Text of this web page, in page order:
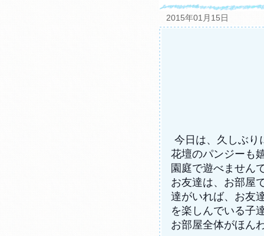
2015年01月15日
今日は、久しぶり
花壇のパンジーも
園庭で遊べません
お友達は、お部屋
達がいれば、お友
を楽しんでいる子
お部屋全体がほん